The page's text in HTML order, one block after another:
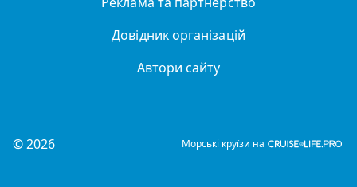
Довідник організацій
Автори сайту
© 2026 Морські круїзи на